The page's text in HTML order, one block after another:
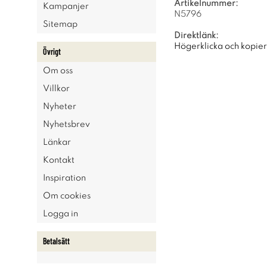
Kampanjer
Sitemap
Övrigt
Om oss
Villkor
Nyheter
Nyhetsbrev
Länkar
Kontakt
Inspiration
Om cookies
Logga in
Betalsätt
Artikelnummer:
N5796
Direktlänk:
Högerklicka och